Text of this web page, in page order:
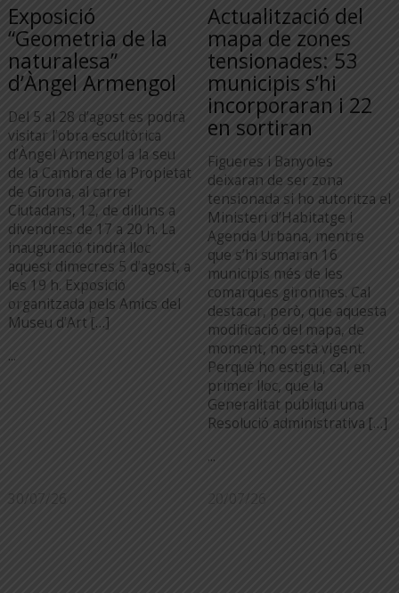
Exposició
“Geometria de la
naturalesa”
d’Àngel Armengol
Del 5 al 28 d’agost es podrà
visitar l’obra escultòrica
d’Àngel Armengol a la seu
de la Cambra de la Propietat
de Girona, al carrer
Ciutadans, 12, de dilluns a
divendres de 17 a 20 h. La
inauguració tindrà lloc
aquest dimecres 5 d’agost, a
les 19 h. Exposició
organitzada pels Amics del
Museu d’Art […]
...
Actualització del
mapa de zones
tensionades: 53
municipis s’hi
incorporaran i 22
en sortiran
Figueres i Banyoles
deixaran de ser zona
tensionada si ho autoritza el
Ministeri d’Habitatge i
Agenda Urbana, mentre
que s’hi sumaran 16
municipis més de les
comarques gironines. Cal
destacar, però, que aquesta
modificació del mapa, de
moment, no està vigent.
Perquè ho estigui, cal, en
primer lloc, que la
Generalitat publiqui una
Resolució administrativa […]
...
30/07/26 20/07/26